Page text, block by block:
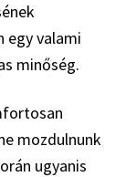
egy valami
minőség.
mozdulnunk
ugyanis